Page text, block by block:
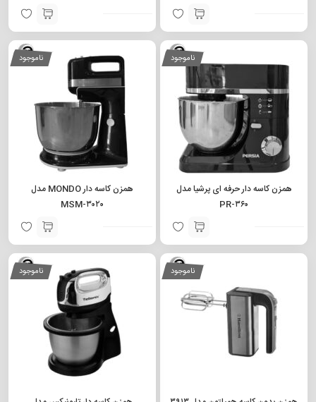
ناموجود
همزن کاسه دار حرفه ای پرشیا مدل
PR-۳۶۰
ناموجود
همزن کاسه دار MONDO مدل
MSM-۳۰۲۰
ناموجود ناموجود